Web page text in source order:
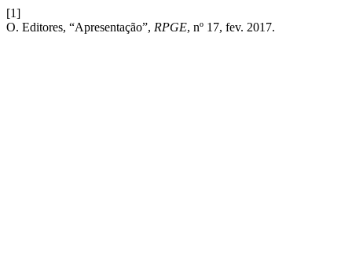
[1]
O. Editores, “Apresentação”, RPGE, nº 17, fev. 2017.